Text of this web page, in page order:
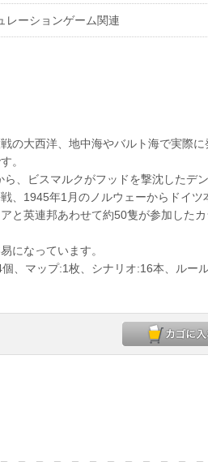
レーションゲーム関連
の大西洋、地中海やバルト海で実際に
。
、ビスマルクがフッドを撃沈したデ
、1945年1月のノルウェーからドイツ
と英連邦あわせて約50隻が参加した
になっています。
、マップ:1枚、シナリオ:16本、ルー